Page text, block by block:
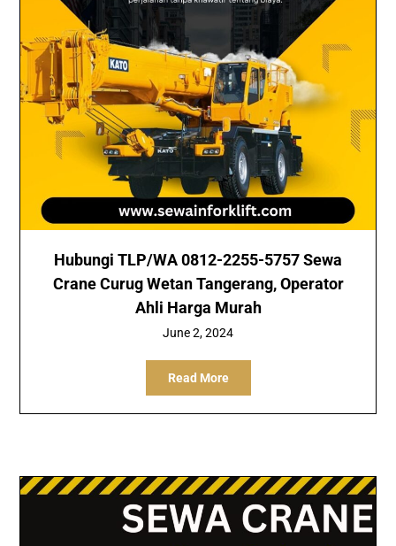
Hubungi TLP/WA 0812-2255-5757 Sewa
Crane Curug Wetan Tangerang, Operator
Ahli Harga Murah
June 2, 2024
Read More